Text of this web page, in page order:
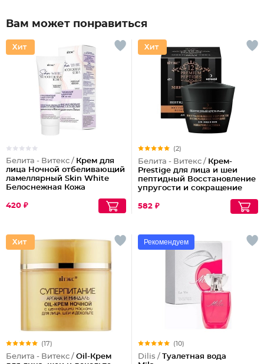
Вам может понравиться
Белита - Витекс / Крем для
лица Ночной отбеливающий
ламеллярный Skin White
Белоснежная Кожа
420 ₽
(2)
Белита - Витекс / Крем-
Prestige для лица и шеи
пептидный Восстановление
упругости и сокращение
582 ₽
(17)
Белита - Витекс / Oil-Крем
Рекомендуем
(10)
Dilis / Туалетная вода